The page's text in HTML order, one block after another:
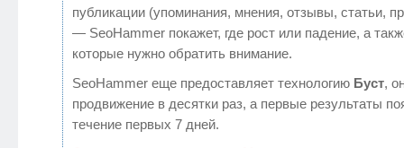
публикации (упоминания, мнения, отзывы, статьи,
— SeoHammer покажет, где рост или падение, а
которые нужно обратить внимание.
SeoHammer еще предоставляет технологию Буст,
продвижение в десятки раз, а первые результаты
течение первых 7 дней.